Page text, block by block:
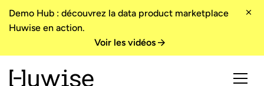
Demo Hub : découvrez la data product marketplace
Huwise en action.
Voir les vidéos